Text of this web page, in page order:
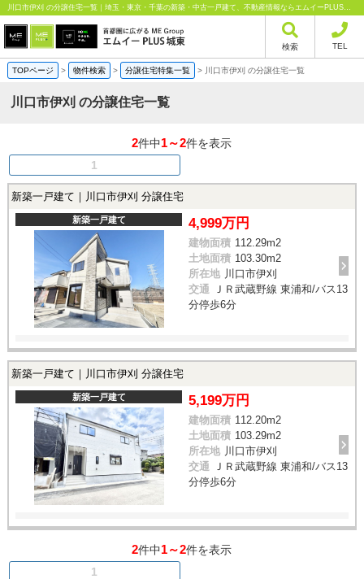
川口市伊刈 の分譲住宅一覧｜埼玉・東京・千葉の新築・中古一戸建て、不動産情報ならエムイーPLUS城東にお任せください
検索 TEL
TOPページ > 物件検索 > 分譲住宅特集一覧 > 川口市伊刈 の分譲住宅一覧
川口市伊刈 の分譲住宅一覧
2件中1～2件を表示
1
新築一戸建て｜川口市伊刈 分譲住宅
新築一戸建て 4,999万円
建物面積 112.29m2
土地面積 103.30m2
所在地 川口市伊刈
交通 ＪＲ武蔵野線 東浦和/バス13
分停歩6分
新築一戸建て｜川口市伊刈 分譲住宅
新築一戸建て 5,199万円
建物面積 112.20m2
土地面積 103.29m2
所在地 川口市伊刈
交通 ＪＲ武蔵野線 東浦和/バス13
分停歩6分
2件中1～2件を表示
1